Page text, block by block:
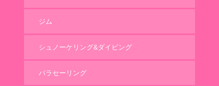
ジム
シュノーケリング&ダイビング
パラセーリング